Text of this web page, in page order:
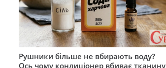
Рушники більше не вбирають воду?
Ось чому кондиціонер вбиває тканину